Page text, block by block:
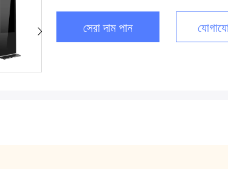
সেরা দাম পান